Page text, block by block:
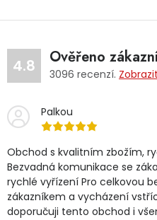
4.8 Ověřeno
3096 recenzí.
Palkou
Obchod s kvalitním zbožím,
Bezvadná komunikace se
rychlé vyřízení Pro celkovou
zákazníkem a vycházení
doporučuji tento obchod i